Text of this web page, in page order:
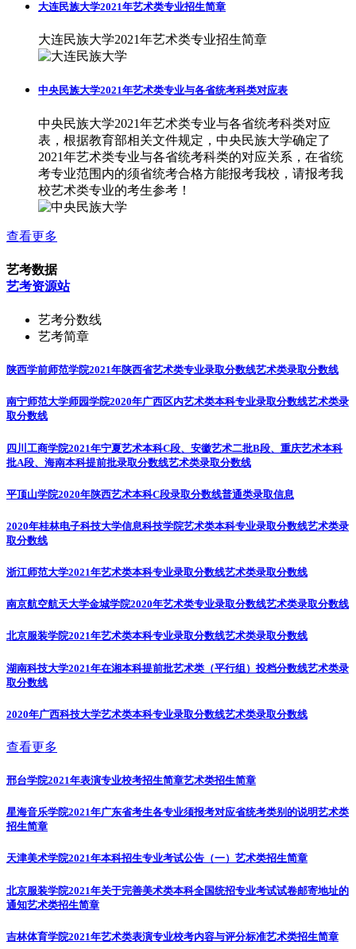
大连民族大学2021年艺术类专业招生简章
大连民族大学2021年艺术类专业招生简章
中央民族大学2021年艺术类专业与各省统考科类对应表
中央民族大学2021年艺术类专业与各省统考科类对应
表，根据教育部相关文件规定，中央民族大学确定了
2021年艺术类专业与各省统考科类的对应关系，在省统
考专业范围内的须省统考合格方能报考我校，请报考我
校艺术类专业的考生参考！
查看更多
艺考数据
艺考资源站
艺考分数线
艺考简章
陕西学前师范学院2021年陕西省艺术类专业录取分数线艺术类录取分数线
南宁师范大学师园学院2020年广西区内艺术类本科专业录取分数线艺术类录
取分数线
四川工商学院2021年宁夏艺术本科C段、安徽艺术二批B段、重庆艺术本科
批A段、海南本科提前批录取分数线艺术类录取分数线
平顶山学院2020年陕西艺术本科C段录取分数线普通类录取信息
2020年桂林电子科技大学信息科技学院艺术类本科专业录取分数线艺术类录
取分数线
浙江师范大学2021年艺术类本科专业录取分数线艺术类录取分数线
南京航空航天大学金城学院2020年艺术类专业录取分数线艺术类录取分数线
北京服装学院2021年艺术类本科专业录取分数线艺术类录取分数线
湖南科技大学2021年在湘本科提前批艺术类（平行组）投档分数线艺术类录
取分数线
2020年广西科技大学艺术类本科专业录取分数线艺术类录取分数线
查看更多
邢台学院2021年表演专业校考招生简章艺术类招生简章
星海音乐学院2021年广东省考生各专业须报考对应省统考类别的说明艺术类
招生简章
天津美术学院2021年本科招生专业考试公告（一） 艺术类招生简章
北京服装学院2021年关于完善美术类本科全国统招专业考试试卷邮寄地址的
通知艺术类招生简章
吉林体育学院2021年艺术类表演专业校考内容与评分标准艺术类招生简章